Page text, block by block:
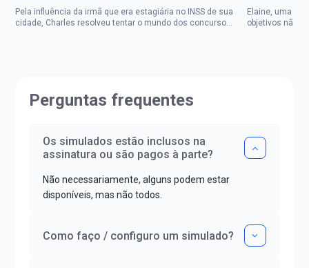
Pela influência da irmã que era estagiária no INSS de sua
cidade, Charles resolveu tentar o mundo dos concursos
Elaine, uma
objetivos não
Perguntas frequentes
Os simulados estão inclusos na
assinatura ou são pagos à parte?
Não necessariamente, alguns podem estar
disponíveis, mas não todos.
Como faço / configuro um simulado?